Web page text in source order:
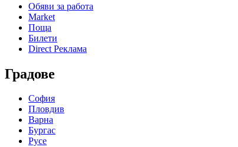
Обяви за работа
Market
Поща
Билети
Direct Реклама
Градове
София
Пловдив
Варна
Бургас
Русе